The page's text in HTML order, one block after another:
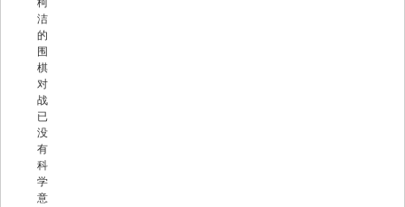
柯
洁
的
围
棋
对
战
已
没
有
科
学
意